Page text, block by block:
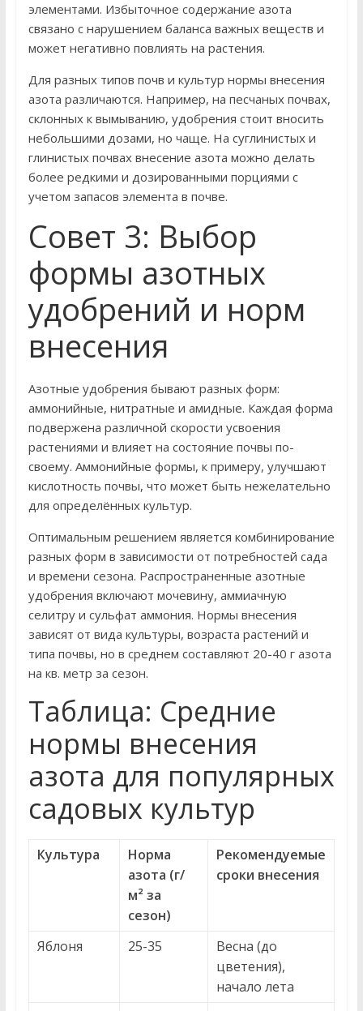
элементами. Избыточное содержание азота
связано с нарушением баланса важных веществ и
может негативно повлиять на растения.
Для разных типов почв и культур нормы внесения
азота различаются. Например, на песчаных почвах,
склонных к вымыванию, удобрения стоит вносить
небольшими дозами, но чаще. На суглинистых и
глинистых почвах внесение азота можно делать
более редкими и дозированными порциями с
учетом запасов элемента в почве.
Совет 3: Выбор
формы азотных
удобрений и норм
внесения
Азотные удобрения бывают разных форм:
аммонийные, нитратные и амидные. Каждая форма
подвержена различной скорости усвоения
растениями и влияет на состояние почвы по-
своему. Аммонийные формы, к примеру, улучшают
кислотность почвы, что может быть нежелательно
для определённых культур.
Оптимальным решением является комбинирование
разных форм в зависимости от потребностей сада
и времени сезона. Распространенные азотные
удобрения включают мочевину, аммиачную
селитру и сульфат аммония. Нормы внесения
зависят от вида культуры, возраста растений и
типа почвы, но в среднем составляют 20-40 г азота
на кв. метр за сезон.
Таблица: Средние
нормы внесения
азота для популярных
садовых культур
Культура
Норма
азота (г/
м² за
сезон)
Рекомендуемые
сроки внесения
Яблоня 25-35
Весна (до
цветения),
начало лета